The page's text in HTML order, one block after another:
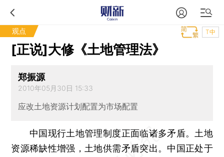
观点 T中
[正说]大修《土地管理法》
郑振源
2010年05月30日 15:33
应改土地资源计划配置为市场配置
中国现行土地管理制度正面临诸多矛盾。土地
资源稀缺性增强，土地供需矛盾突出。中国正处于